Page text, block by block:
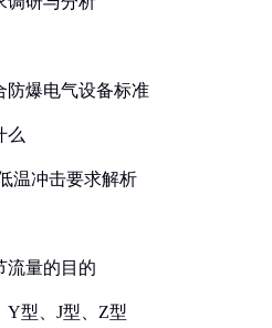
防爆电气设备标准
么
温冲击要求解析
流量的目的
Y型、J型、Z型